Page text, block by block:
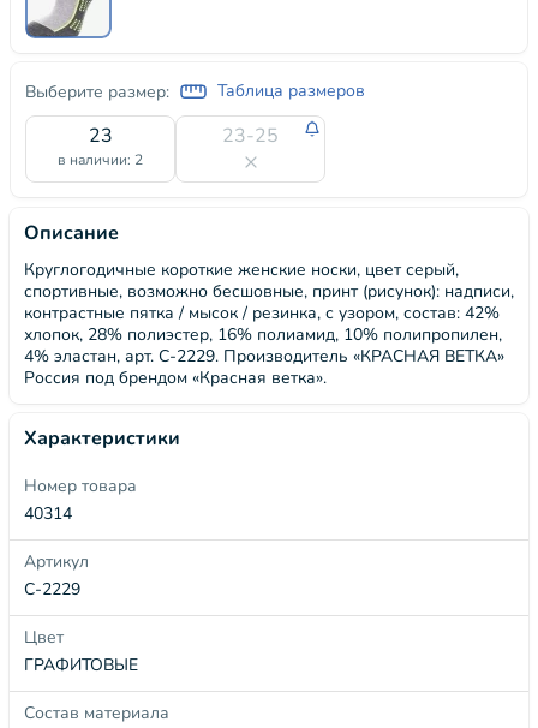
Выберите размер: Таблица размеров
23
в наличии: 2
23-25
Описание
Круглогодичные короткие женские носки, цвет серый,
спортивные, возможно бесшовные, принт (рисунок): надписи,
контрастные пятка / мысок / резинка, с узором, состав: 42%
хлопок, 28% полиэстер, 16% полиамид, 10% полипропилен,
4% эластан, арт. С-2229. Производитель «КРАСНАЯ ВЕТКА»
Россия под брендом «Красная ветка».
Характеристики
Номер товара
40314
Артикул
С-2229
Цвет
ГРАФИТОВЫЕ
Состав материала